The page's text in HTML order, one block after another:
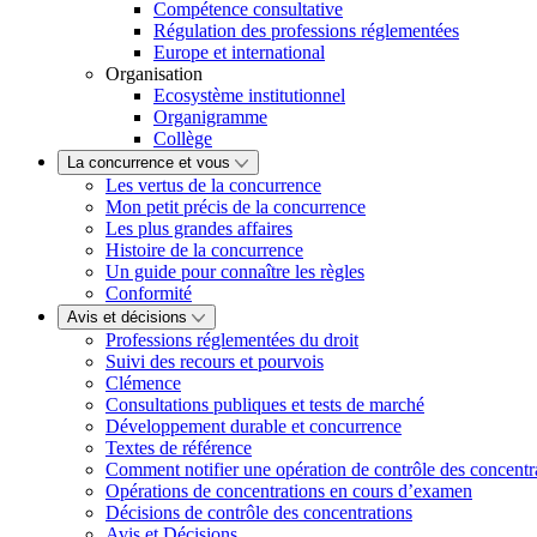
Compétence consultative
Régulation des professions réglementées
Europe et international
Organisation
Ecosystème institutionnel
Organigramme
Collège
La concurrence et vous
Les vertus de la concurrence
Mon petit précis de la concurrence
Les plus grandes affaires
Histoire de la concurrence
Un guide pour connaître les règles
Conformité
Avis et décisions
Professions réglementées du droit
Suivi des recours et pourvois
Clémence
Consultations publiques et tests de marché
Développement durable et concurrence
Textes de référence
Comment notifier une opération de contrôle des
Opérations de concentrations en cours d’examen
Décisions de contrôle des concentrations